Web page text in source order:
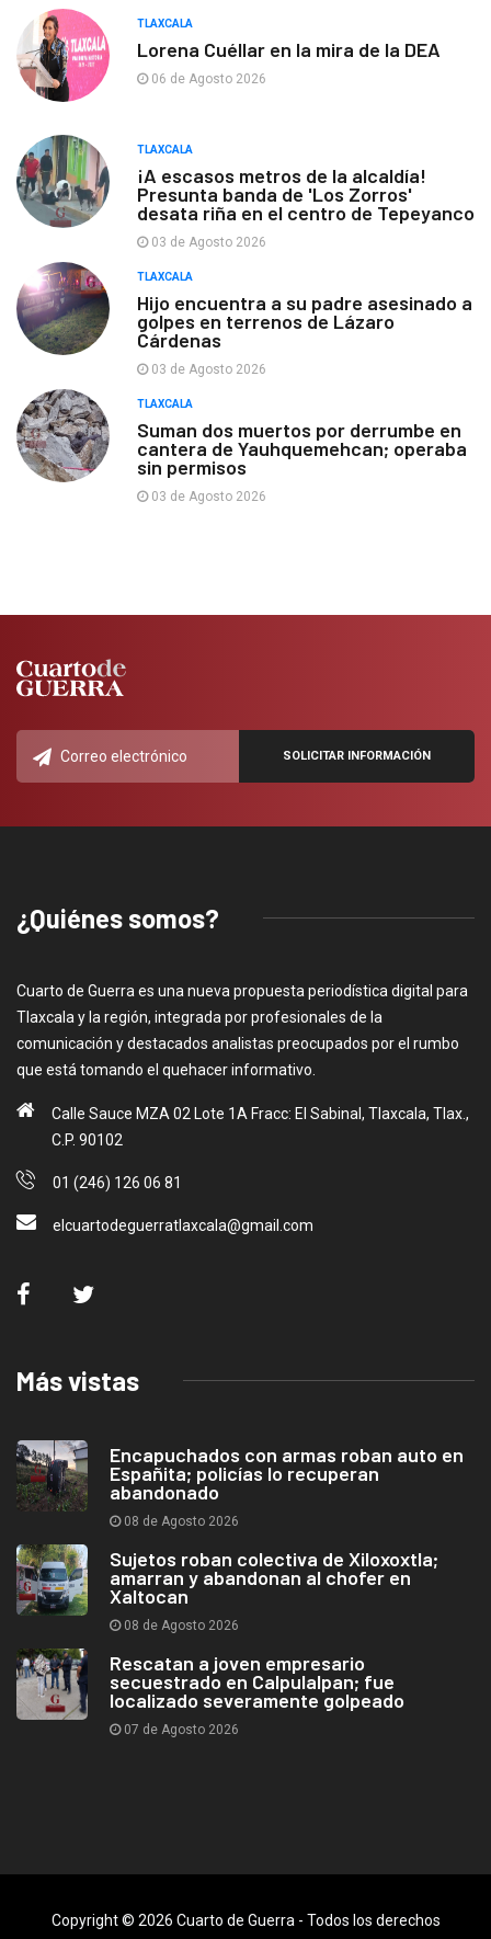
TLAXCALA
Lorena Cuéllar en la mira de la DEA
06 de Agosto 2026
TLAXCALA
¡A escasos metros de la alcaldía!
Presunta banda de 'Los Zorros'
desata riña en el centro de Tepeyanco
03 de Agosto 2026
TLAXCALA
Hijo encuentra a su padre asesinado a
golpes en terrenos de Lázaro
Cárdenas
03 de Agosto 2026
TLAXCALA
Suman dos muertos por derrumbe en
cantera de Yauhquemehcan; operaba
sin permisos
03 de Agosto 2026
¿Quiénes somos?
Cuarto de Guerra es una nueva propuesta periodística digital para
Tlaxcala y la región, integrada por profesionales de la
comunicación y destacados analistas preocupados por el rumbo
que está tomando el quehacer informativo.
Calle Sauce MZA 02 Lote 1A Fracc: El Sabinal, Tlaxcala, Tlax.,
C.P. 90102
01 (246) 126 06 81
elcuartodeguerratlaxcala@gmail.com
Más vistas
Encapuchados con armas roban auto en
Españita; policías lo recuperan
abandonado
08 de Agosto 2026
Sujetos roban colectiva de Xiloxoxtla;
amarran y abandonan al chofer en
Xaltocan
08 de Agosto 2026
Rescatan a joven empresario
secuestrado en Calpulalpan; fue
localizado severamente golpeado
07 de Agosto 2026
Copyright © 2026 Cuarto de Guerra - Todos los derechos